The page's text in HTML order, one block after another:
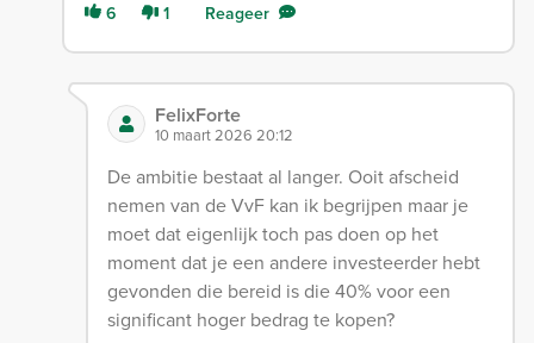
6 1 Reageer
FelixForte
10 maart 2026 20:12
De ambitie bestaat al langer. Ooit afscheid
nemen van de VvF kan ik begrijpen maar je
moet dat eigenlijk toch pas doen op het
moment dat je een andere investeerder hebt
gevonden die bereid is die 40% voor een
significant hoger bedrag te kopen?